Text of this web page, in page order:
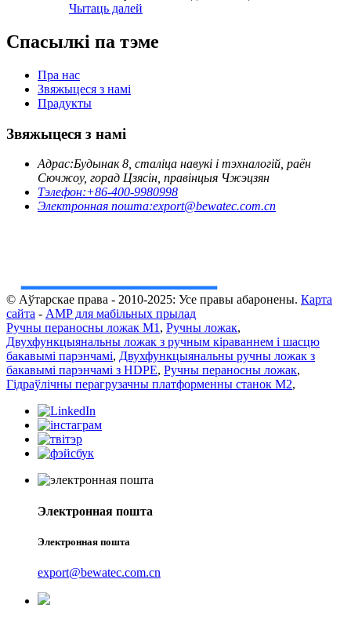
Чытаць далей
Спасылкі па тэме
Пра нас
Звяжыцеся з намі
Прадукты
Звяжыцеся з намі
Адрас:Будынак 8, сталіца навукі і тэхналогій, раён
Сючжоу, горад Цзясін, правінцыя Чжэцзян
Тэлефон:+86-400-9980998
Электронная пошта:export@bewatec.com.cn
© Аўтарскае права - 2010-2025: Усе правы абаронены. Карта
сайта - AMP для мабільных прылад
Ручны пераносны ложак M1 , Ручны ложак,
Двухфункцыянальны ложак з ручным кіраваннем і шасцю
бакавымі парэнчамі, Двухфункцыянальны ручны ложак з
бакавымі парэнчамі з HDPE, Ручны пераносны ложак,
Гідраўлічны перагрузачны платформенны станок M2,
Электронная пошта
Электронная пошта
export@bewatec.com.cn